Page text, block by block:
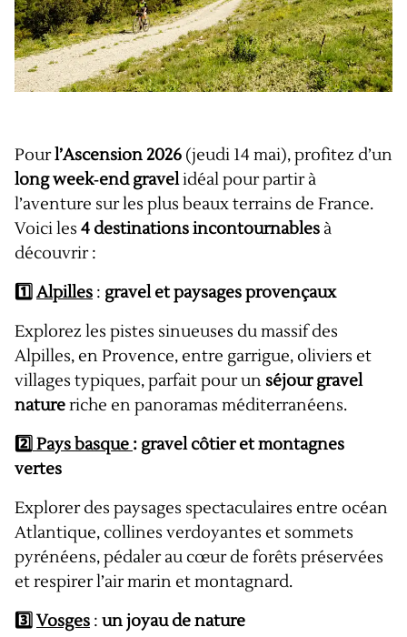
Pourl’Ascension 2026 (jeudi 14 mai), profitez d’un
long week‑end gravelidéal pour partir à
l’aventure sur les plus beaux terrains de France.
Voici les 4 destinations incontournables à
découvrir :
1️⃣Alpilles : gravel et paysages provençaux
Explorez les pistes sinueuses du massif des
Alpilles, en Provence, entre garrigue, oliviers et
villages typiques, parfait pour un séjour gravel
natureriche en panoramas méditerranéens.
2️⃣ Pays basque : gravel côtier et montagnes
vertes
Explorer des paysages spectaculaires entre océan
Atlantique, collines verdoyantes et sommets
pyrénéens, pédaler au cœur de forêts préservées
et respirer l’air marin et montagnard.
3️⃣ Vosges : un joyau de nature